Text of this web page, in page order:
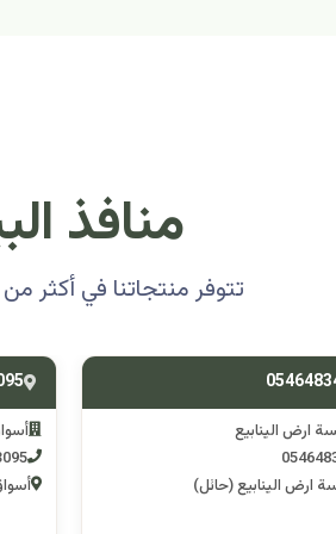
منافذ
تتوفر منتجاتنا في أكثر من (16)
متجرك الأفضل
متجرك الأفضل (حائل)